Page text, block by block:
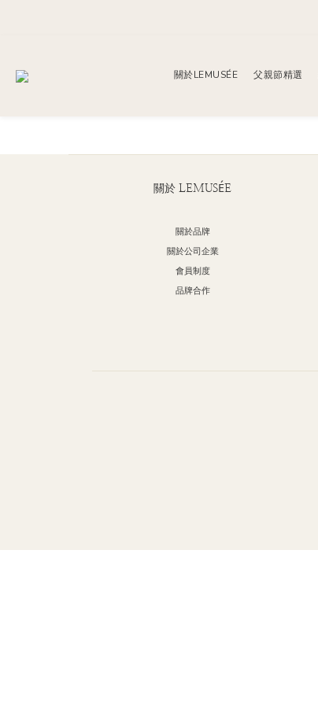
關於LEMUSÉE 父親節精選
關於 LEMUSÉE
關於品牌
關於公司企業
會員制度
品牌合作